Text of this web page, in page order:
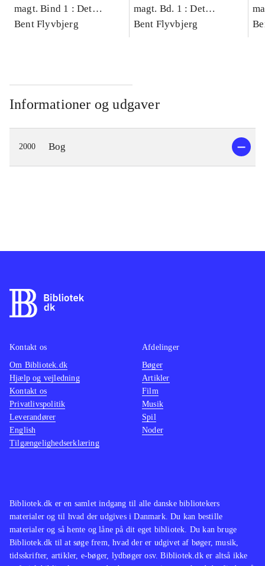
magt. Bind 1 : Det
konkretes videnskab
Bent Flyvbjerg
magt. Bd. 1 : Det
konkretes videnskab
Bent Flyvbjerg
Informationer og udgaver
2000 Bog
Bibliotek.dk er en samlet indgang til alle danske bibliotekers
materialer og til hvad der udgives i Danmark. Du kan bestille
materialer og så hente og låne på dit eget bibliotek. Du kan bruge
Bibliotek.dk til at søge frem, hvad der er udgivet af bøger, musik,
tidsskrifter, artikler, e-bøger, lydbøger osv. Bibliotek.dk er altså ikke
Kontakt os
Om Bibliotek.dk
Hjælp og vejledning
Kontakt os
Privatlivspolitik
Leverandører
English
Tilgængelighedserklæring
Afdelinger
Bøger
Artikler
Film
Musik
Spil
Noder